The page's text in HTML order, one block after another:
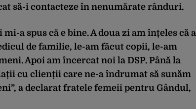
să-i contacteze în nenumărate rânduri.
a spus că e bine. A doua zi am înțeles că a
de familie, le-am făcut copii, le-am
Apoi am încercat noi la DSP. Până la
cu clienții care ne-a îndrumat să sunăm
a declarat fratele femeii pentru Gândul,